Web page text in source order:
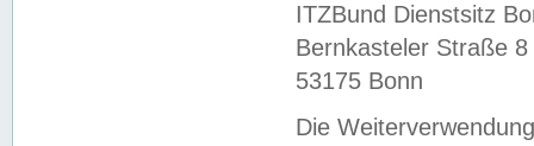
ITZBund Dienstsitz
Bernkasteler Straße 8
53175 Bonn
Die